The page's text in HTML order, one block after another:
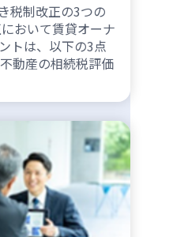
税制改正の3つの
おいて賃貸オーナ
トは、以下の3点
動産の相続税評価